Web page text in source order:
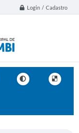
Login / Cadastro